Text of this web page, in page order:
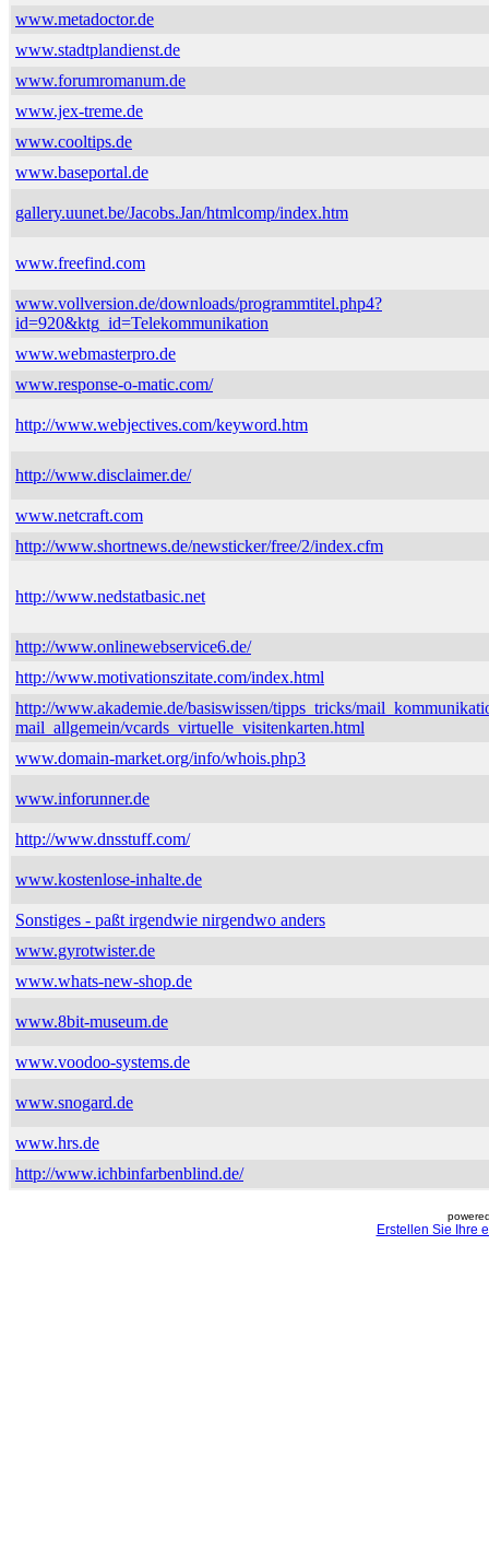
www.metadoctor.de
www.stadtplandienst.de
www.forumromanum.de
www.jex-treme.de
www.cooltips.de
www.baseportal.de
gallery.uunet.be/Jacobs.Jan/htmlcomp/index.htm
www.freefind.com
www.vollversion.de/downloads/programmtitel.php4?
id=920&ktg_id=Telekommunikation
www.webmasterpro.de
www.response-o-matic.com/
http://www.webjectives.com/keyword.htm
http://www.disclaimer.de/
www.netcraft.com
http://www.shortnews.de/newsticker/free/2/index.cfm
http://www.nedstatbasic.net
http://www.onlinewebservice6.de/
http://www.motivationszitate.com/index.html
http://www.akademie.de/basiswissen/tipps_tricks/
mail_allgemein/vcards_virtuelle_visitenkarten.html
www.domain-market.org/info/whois.php3
www.inforunner.de
http://www.dnsstuff.com/
www.kostenlose-inhalte.de
Sonstiges - paßt irgendwie nirgendwo anders
www.gyrotwister.de
www.whats-new-shop.de
www.8bit-museum.de
www.voodoo-systems.de
www.snogard.de
www.hrs.de
http://www.ichbinfarbenblind.de/
Erstellen Sie Ihre